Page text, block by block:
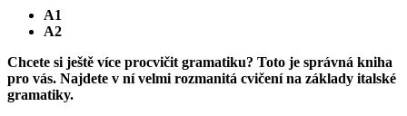
A1
A2
Chcete si ještě více procvičit gramatiku? Toto je správná kniha
pro vás. Najdete v ní velmi rozmanitá cvičení na základy italské
gramatiky.